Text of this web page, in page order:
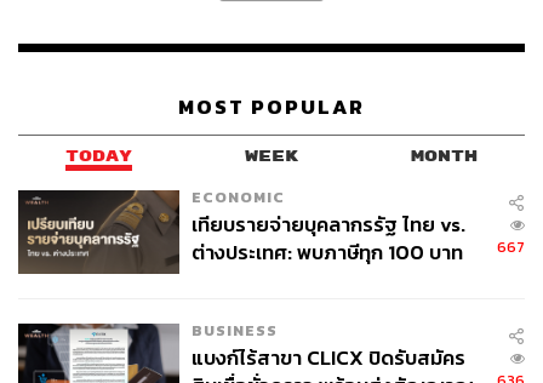
The Meaningful Strangers – Thanachart Siripatrachai
งานคราวนี้ยังมีสำนักพิมพ์ขนาดกลางที่ทำพ็อกเก็ตบุ๊กเป็น
วางขายอีกด้วย เล่มนี้รวบรวมจากงานในโซเชียลมีเดียของ
เบนซ์-ธนชาติ ศิริภัทราชัย นักเขียนและผู้กำกับสายยียวน ที่
MOST POPULAR
TODAY WEEK MONTH
ECONOMIC
เทียบรายจ่ายบุคลากรรัฐ ไทย vs.
ต่างประเทศ: พบภาษีทุก 100 บาท
667
BUSINESS
แบงก์ไร้สาขา CLICX ปิดรับสมัคร